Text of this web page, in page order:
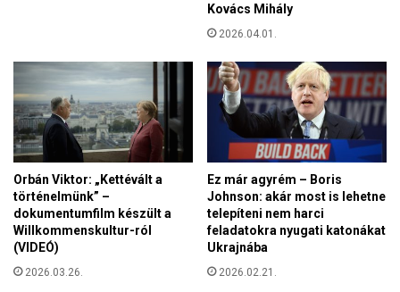
e
t
e
a
H
u
n
g
a
r
y
é
g
e
a
i
s
z
á
a
Kovács Mihály
2026.04.01.
Orbán Viktor: „Kettévált a
történelmünk” –
dokumentumfilm készült a
Willkommenskultur-ról
(VIDEÓ)
2026.03.26.
Ez már agyrém – Boris
Johnson: akár most is lehetne
telepíteni nem harci
feladatokra nyugati katonákat
Ukrajnába
2026.02.21.